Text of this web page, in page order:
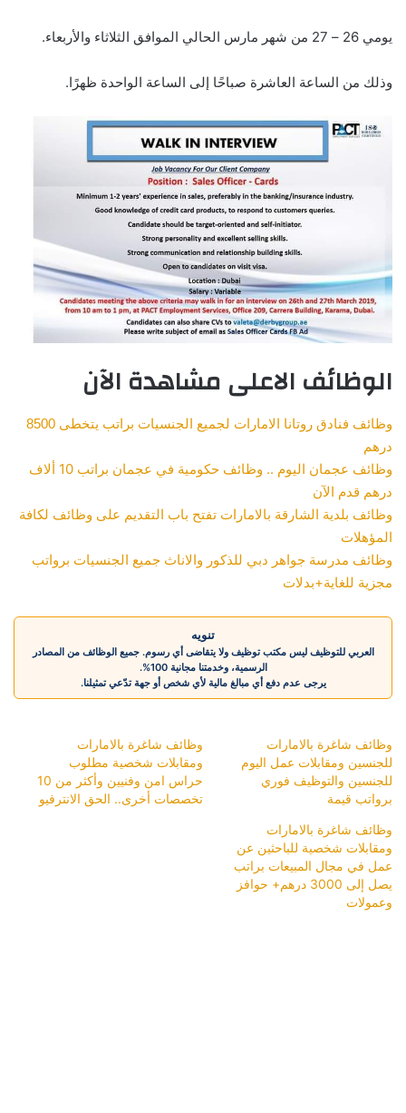
يومي 26 – 27 من شهر مارس الحالي الموافق الثلاثاء والأربعاء.
وذلك من الساعة العاشرة صباحًا إلى الساعة الواحدة ظهرًا.
الوظائف الاعلى مشاهدة الآن
وظائف فنادق روتانا الامارات لجميع الجنسيات براتب يتخطى 8500
درهم
وظائف عجمان اليوم .. وظائف حكومية في عجمان براتب 10 ألاف
درهم قدم الآن
وظائف بلدية الشارقة بالامارات تفتح باب التقديم على وظائف لكافة
المؤهلات
وظائف مدرسة جواهر دبي للذكور والاناث جميع الجنسيات برواتب
مجزية للغاية+بدلات
تنويه
العربي للتوظيف ليس مكتب توظيف ولا يتقاضى أي رسوم. جميع الوظائف من المصادر
الرسمية، وخدمتنا مجانية 100%.
يرجى عدم دفع أي مبالغ مالية لأي شخص أو جهة تدّعي تمثيلنا.
وظائف شاغرة بالامارات
للجنسين ومقابلات عمل اليوم
للجنسين والتوظيف فوري
برواتب قيمة
وظائف شاغرة بالامارات
ومقابلات شخصية مطلوب
حراس امن وفنيين وأكثر من 10
تخصصات أخرى.. الحق الانترفيو
وظائف شاغرة بالامارات
ومقابلات شخصية للباحثين عن
عمل في مجال المبيعات براتب
يصل إلى 3000 درهم+ حوافز
وعمولات